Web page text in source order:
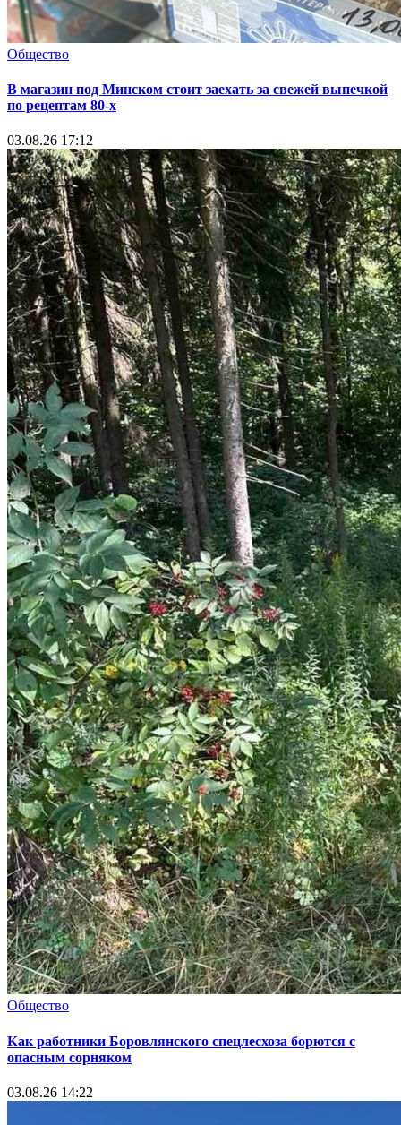
Общество
В магазин под Минском стоит заехать за свежей выпечкой
по рецептам 80-х
03.08.26 17:12
Общество
Как работники Боровлянского спецлесхоза борются с
опасным сорняком
03.08.26 14:22